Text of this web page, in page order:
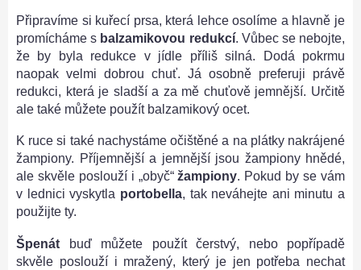
Připravíme si kuřecí prsa, která lehce osolíme a hlavně je
promícháme s balzamikovou redukcí. Vůbec se nebojte,
že by byla redukce v jídle příliš silná. Dodá pokrmu
naopak velmi dobrou chuť. Já osobně preferuji právě
redukci, která je sladší a za mě chuťově jemnější. Určitě
ale také můžete použít balzamikový ocet.
K ruce si také nachystáme očištěné a na plátky nakrájené
žampiony. Příjemnější a jemnější jsou žampiony hnědé,
ale skvěle poslouží i „obyč“žampiony. Pokud by se vám
v lednici vyskytla portobella, tak neváhejte ani minutu a
použijte ty.
Špenát buď můžete použít čerstvý, nebo popřípadě
skvěle poslouží i mražený, který je jen potřeba nechat